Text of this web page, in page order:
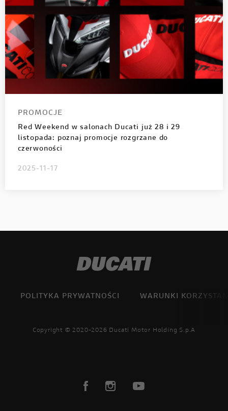
PROMOCJE
Red Weekend w salonach Ducati już 28 i 29
listopada: poznaj promocje rozgrzane do
czerwoności
2025-11-17
POLITYKA PRYWATNOŚCI WARUNKI
Copyright © 2020-2026 Ducati Motor Holding S.p.A